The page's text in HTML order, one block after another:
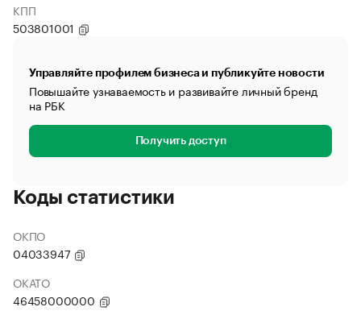
КПП
503801001
Управляйте профилем бизнеса и публикуйте новости
Повышайте узнаваемость и развивайте личный бренд
на РБК
Получить доступ
Коды статистики
ОКПО
04033947
ОКАТО
46458000000